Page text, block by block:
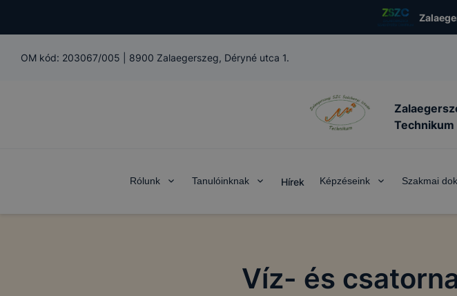
OM kód: 203067/005 8900 Zalaegerszeg, Déryné utca 1.
Technikum
Rólunk Tanulóinknak Hírek Képzéseink Szakmai
Víz- és